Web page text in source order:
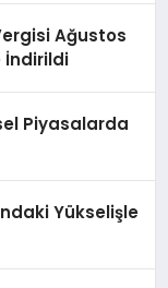
Ağustos
İndirildi
Piyasalarda
Yükselişle